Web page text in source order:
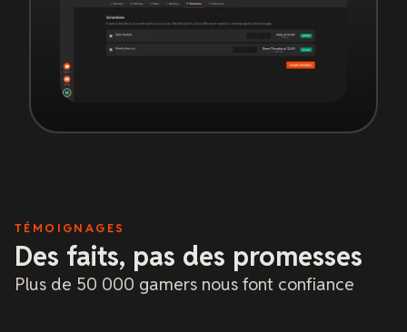
TÉMOIGNAGES
Des faits, pas des promesses
Plus de 50 000 gamers nous font confiance